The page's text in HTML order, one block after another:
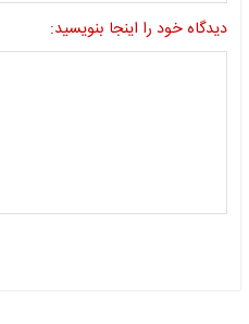
دیدگاه خود را اینجا بنویسید: